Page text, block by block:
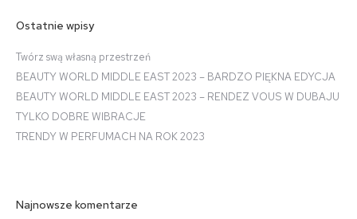
Ostatnie wpisy
Twórz swą własną przestrzeń
BEAUTY WORLD MIDDLE EAST 2023 – BARDZO PIĘKNA EDYCJA
BEAUTY WORLD MIDDLE EAST 2023 – RENDEZ VOUS W DUBAJU
TYLKO DOBRE WIBRACJE
TRENDY W PERFUMACH NA ROK 2023
Najnowsze komentarze